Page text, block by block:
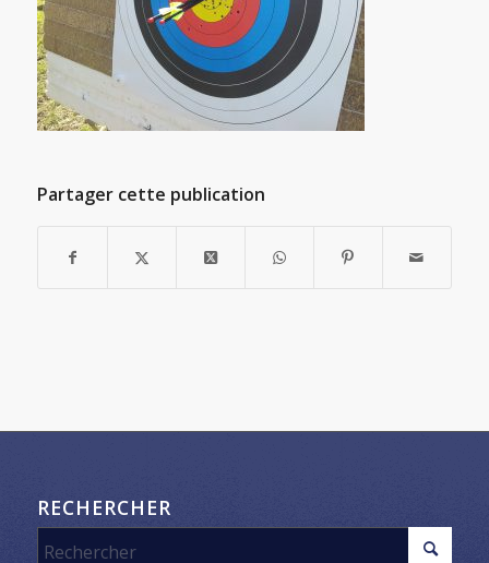
Partager cette publication
RECHERCHER